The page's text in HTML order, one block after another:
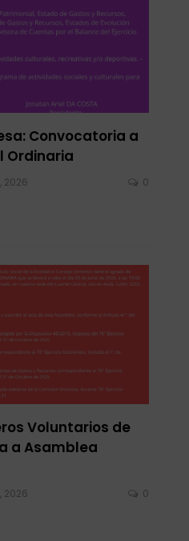
Convocatoria a
Ordinaria
2026 0
Voluntarios de
a Asamblea
2026 0